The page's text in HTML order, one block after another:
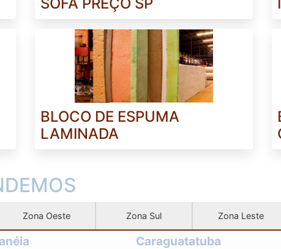
BLOCO DE ESPUMA
LAMINADA
Zona Oeste Zona Sul Zona Leste
Caraguatatuba